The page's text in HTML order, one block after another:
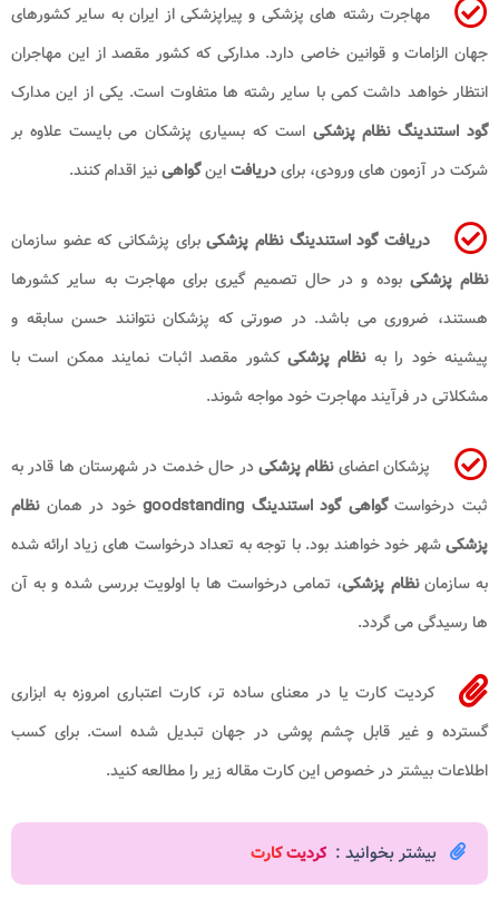
مهاجرت رشته های پزشکی و پیراپزشکی از ایران به سایر کشورهای
جهان الزامات و قوانین خاصی دارد. مدارکی که کشور مقصد از این مهاجران
انتظار خواهد داشت کمی با سایر رشته ها متفاوت است. یکی از این مدارک
گود استندینگ نظام پزشکی است که بسیاری پزشکان می بایست علاوه بر
شرکت در آزمون های ورودی، برایدریافتاینگواهینیز اقدام کنند.
دریافت گود استندینگ نظام پزشکیبرای پزشکانی که عضو سازمان
نظام پزشکی بوده و در حال تصمیم گیری برای مهاجرت به سایر کشورها
هستند، ضروری می باشد. در صورتی که پزشکان نتوانند حسن سابقه و
پیشینه خود را بهنظام پزشکی کشور مقصد اثبات نمایند ممکن است با
مشکلاتی در فرآیند مهاجرت خود مواجه شوند.
پزشکان اعضاینظام پزشکیدر حال خدمت در شهرستان ها قادر به
ثبت درخواستگواهی گود استندینگ goodstanding خود در هماننظام
پزشکیشهر خود خواهند بود. با توجه به تعداد درخواست های زیاد ارائه شده
به سازماننظام پزشکی، تمامی درخواست ها با اولویت بررسی شده و به آن
ها رسیدگی می گردد.
کردیت کارت یا در معنای ساده تر، کارت اعتباری امروزه به ابزاری
گسترده و غیر قابل چشم پوشی در جهان تبدیل شده است. برای کسب
اطلاعات بیشتر در خصوص این کارت مقاله زیر را مطالعه کنید.
بیشتر بخوانید : کردیت کارت